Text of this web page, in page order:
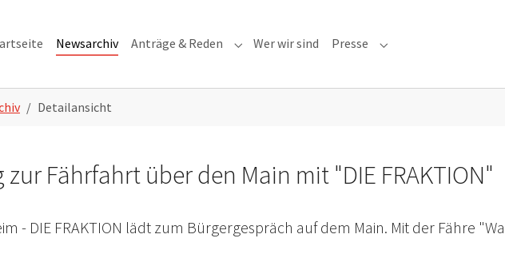
Newsarchiv Anträge & Reden Submenu for "Anträge & Reden"
Wer wir sind Presse Submenu for "Presse"
Detailansicht
zur Fährfahrt über den Main mit "DIE FRAKTION"
- DIE FRAKTION lädt zum Bürgergespräch auf dem Main. Mit der Fähre